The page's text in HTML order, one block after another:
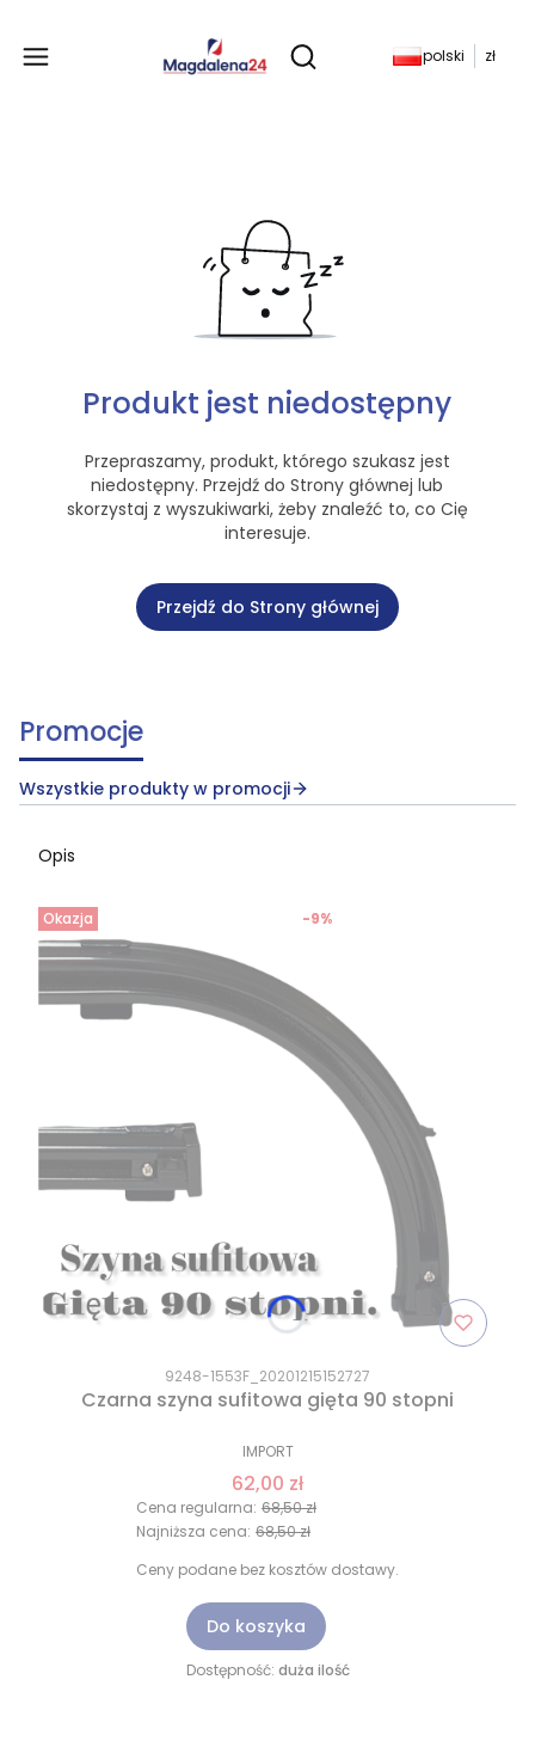
Otwórz wyszukiwarkę
Produkty w
polski zł
Produkt jest niedostępny
Przepraszamy, produkt, którego szukasz jest
niedostępny. Przejdź do Strony głównej lub
skorzystaj z wyszukiwarki, żeby znaleźć to, co Cię
interesuje.
Przejdź do Strony głównej
Promocje
Wszystkie produkty w promocji
Opis
Okazja
9248-1553F_20201215152727
Czarna szyna sufitowa gięta 90 stopni
IMPORT
62,00 zł
Cena regularna: 68,50 zł
-9%
Najniższa cena: 68,50 zł
Ceny podane bez kosztów dostawy.
Do koszyka
Dostępność: duża ilość